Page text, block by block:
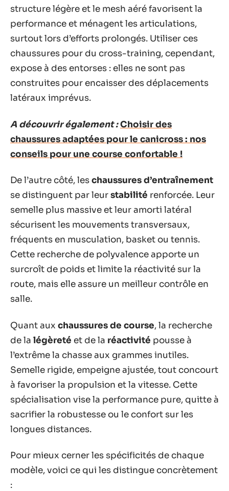
structure légère et le mesh aéré favorisent la
performance et ménagent les articulations,
surtout lors d’efforts prolongés. Utiliser ces
chaussures pour du cross-training, cependant,
expose à des entorses : elles ne sont pas
construites pour encaisser des déplacements
latéraux imprévus.
A découvrir également :Choisir des
chaussures adaptées pour le canicross : nos
conseils pour une course confortable !
De l’autre côté, leschaussures d’entraînement
se distinguent par leurstabilité renforcée. Leur
semelle plus massive et leur amorti latéral
sécurisent les mouvements transversaux,
fréquents en musculation, basket ou tennis.
Cette recherche de polyvalence apporte un
surcroît de poids et limite la réactivité sur la
route, mais elle assure un meilleur contrôle en
salle.
Quant aux chaussures de course, la recherche
de la légèreté et de la réactivité pousse à
l’extrême la chasse aux grammes inutiles.
Semelle rigide, empeigne ajustée, tout concourt
à favoriser la propulsion et la vitesse. Cette
spécialisation vise la performance pure, quitte à
sacrifier la robustesse ou le confort sur les
longues distances.
Pour mieux cerner les spécificités de chaque
modèle, voici ce qui les distingue concrètement
: